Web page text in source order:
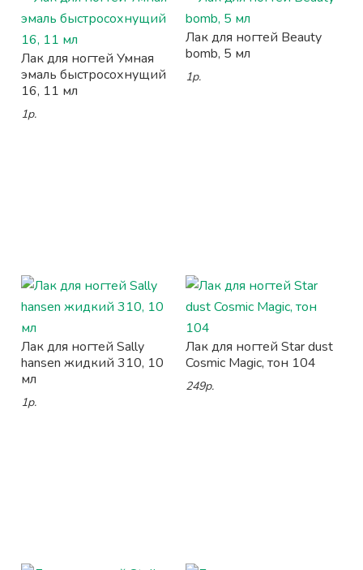
Лак для ногтей Умная
эмаль быстросохнущий
16, 11 мл
1р.
Лак для ногтей Beauty
bomb, 5 мл
1р.
Лак для ногтей Sally
hansen жидкий 310, 10
мл
1р.
Лак для ногтей Star dust
Cosmic Magic, тон 104
249р.